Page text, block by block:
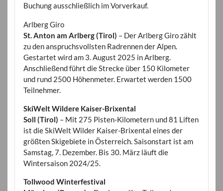
Buchung ausschließlich im Vorverkauf.
Arlberg Giro
St. Anton am Arlberg (Tirol) – Der Arlberg Giro zählt
zu den anspruchsvollsten Radrennen der Alpen.
Gestartet wird am 3. August 2025 in Arlberg.
Anschließend führt die Strecke über 150 Kilometer
und rund 2500 Höhenmeter. Erwartet werden 1500
Teilnehmer.
SkiWelt Wildere Kaiser-Brixental
Soll (Tirol) – Mit 275 Pisten-Kilometern und 81 Liften
ist die SkiWelt Wilder Kaiser-Brixental eines der
größten Skigebiete in Österreich. Saisonstart ist am
Samstag, 7. Dezember. Bis 30. März läuft die
Wintersaison 2024/25.
Tollwood Winterfestival